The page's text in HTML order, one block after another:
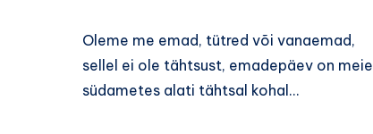
Oleme me emad, tütred või vanaemad,
sellel ei ole tähtsust, emadepäev on meie
südametes alati tähtsal kohal…